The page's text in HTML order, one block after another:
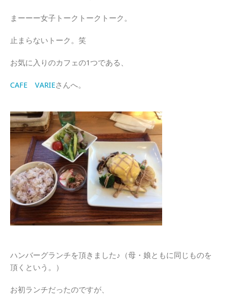
まーーー女子トークトークトーク。
止まらないトーク。笑
お気に入りのカフェの1つである、
CAFE VARIEさんへ。
ハンバーグランチを頂きました♪（母・娘ともに同じものを
頂くという。）
お初ランチだったのですが、